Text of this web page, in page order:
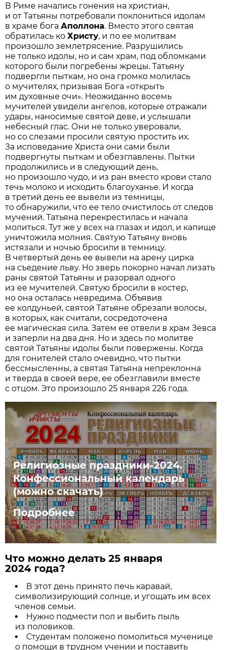
В Риме начались гонения на христиан,
и от Татьяны потребовали поклониться идолам
в храме богаАполлона. Вместо этого святая
обратилась коХристу, и по ее молитвам
произошло землетрясение. Разрушились
не только идолы, но и сам храм, под обломками
которого были погребены жрецы. Татьяну
подвергли пыткам, но она громко молилась
о мучителях, призывая Бога «открыть
им духовные очи». Неожиданно восемь
мучителей увидели ангелов, которые отражали
удары, наносимые святой деве, и услышали
небесный глас. Они не только уверовали,
но со слезами просили святую простить их.
За исповедание Христа они сами были
подвергнуты пыткам и обезглавлены. Пытки
продолжились и в следующий день,
но произошло чудо, и из ран вместо крови стало
течь молоко и исходить благоуханье. И когда
в третий день ее вывели из темницы,
то обнаружили, что ее тело очистилось от следов
мучений. Татьяна перекрестилась и начала
молиться. Тут же у всех на глазах и идол, и капище
уничтожила молния. Святую Татьяну вновь
истязали и ночью бросили в темницу.
В четвертый день ее вывели на арену цирка
на съедение льву. Но зверь покорно начал лизать
раны святой Татьяны и разорвал одного
из ее мучителей. Святую бросили в костер,
но она осталась невредима. Объявив
ее колдуньей, святой Татьяне обрезали волосы,
в которых, как считали, сосредоточена
ее магическая сила. Затем ее отвели в храм Зевса
и заперли на два дня. Но и здесь по молитве
святой Татьяны идолы были повержены. Когда
для гонителей стало очевидно, что пытки
бессмысленны, а святая Татьяна непреклонна
и тверда в своей вере, ее обезглавили вместе
с отцом. Это произошло 25 января 226 года.
Религиозные праздники-2024.
Конфессиональный календарь
(можно скачать)
Подробнее
Что можно делать 25 января
2024 года?
В этот день принято печь каравай,
символизирующий солнце, и угощать им всех
членов семьи.
Нужно подмести пол и выбить пыль
из половиков.
Студентам положено помолиться мученице
о помощи в трудном учении и поставить